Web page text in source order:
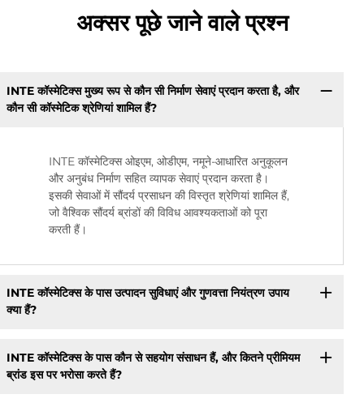
अक्सर पूछे जाने वाले प्रश्न
INTE कॉस्मेटिक्स मुख्य रूप से कौन सी निर्माण सेवाएं प्रदान करता है, और
कौन सी कॉस्मेटिक श्रेणियां शामिल हैं?
INTE कॉस्मेटिक्स ओइएम, ओडीएम, नमूने-आधारित अनुकूलन
और अनुबंध निर्माण सहित व्यापक सेवाएं प्रदान करता है।
इसकी सेवाओं में सौंदर्य प्रसाधन की विस्तृत श्रेणियां शामिल हैं,
जो वैश्विक सौंदर्य ब्रांडों की विविध आवश्यकताओं को पूरा
करती हैं।
INTE कॉस्मेटिक्स के पास उत्पादन सुविधाएं और गुणवत्ता नियंत्रण उपाय
क्या हैं?
INTE कॉस्मेटिक्स के पास कौन से सहयोग संसाधन हैं, और कितने प्रीमियम
ब्रांड इस पर भरोसा करते हैं?